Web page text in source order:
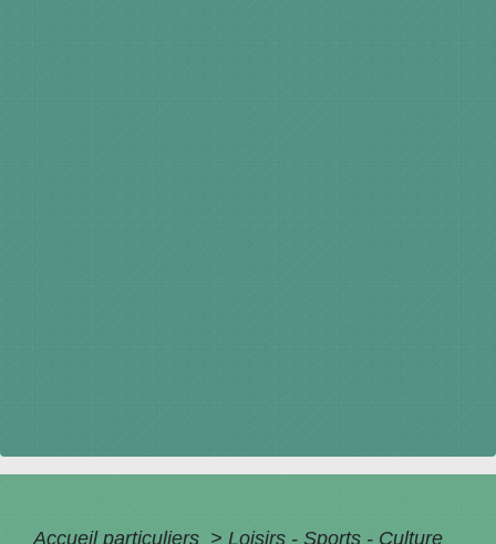
Accueil particuliers > Loisirs - Sports - Culture